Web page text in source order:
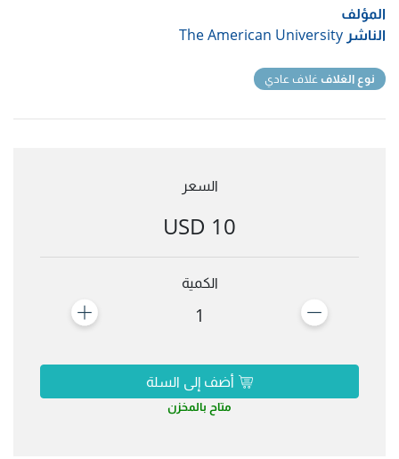
المؤلف
الناشر The American University
نوع الغلاف غلاف عادي
السعر
10 USD
الكمية
1
أضف إلى السلة
متاح بالمخزن